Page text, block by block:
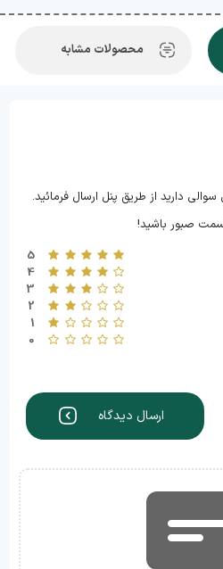
محصولات مشابه
دارید از طریق پنل ارسال فرمائید.
صبور باشید!
5
4
3
2
1
0
ارسال دیدگاه